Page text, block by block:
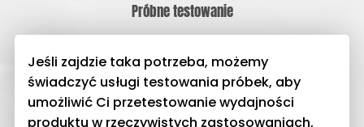
Próbne testowanie
Jeśli zajdzie taka potrzeba, możemy
świadczyć usługi testowania próbek, aby
umożliwić Ci przetestowanie wydajności
produktu w rzeczywistych zastosowaniach,